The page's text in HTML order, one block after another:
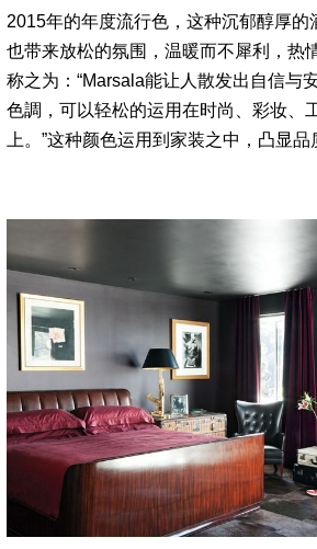
2015年的年度流行色，这种沉郁醇厚的
也带来放松的氛围，温暖而不犀利，热
称之为：“Marsala能让人散发出自信与
色調，可以轻松的运用在时尚、彩妆、
上。”这种颜色运用到家装之中，凸显品